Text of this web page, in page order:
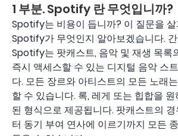
1 부분. Spotify 란 무엇입니까?
Spotify는 비용이 듭니까? 이 질문을 살
Spotify가 무엇인지 알아보겠습니다.
Spotify는 팟캐스트, 음악 및 재생 목록
즉시 액세스할 수 있는 디지털 음악 스
다. 모든 장르와 아티스트의 모든 노래
할 수 있습니다. 록, 레게 또는 힙합을
된 형식으로 제공됩니다. 팟캐스트의
터 동기 부여 연사에 이르기까지 모든